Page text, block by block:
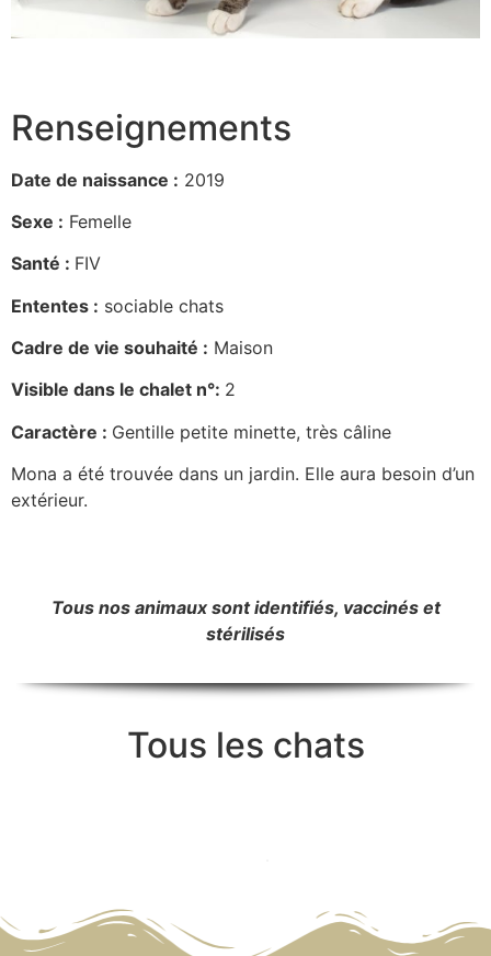
Renseignements
Date de naissance : 2019
Sexe : Femelle
Santé : FIV
Ententes : sociable chats
Cadre de vie souhaité : Maison
Visible dans le chalet n°: 2
Caractère : Gentille petite minette, très câline
Mona a été trouvée dans un jardin. Elle aura besoin d’un
extérieur.
Tous nos animaux sont identifiés, vaccinés et
stérilisés
Tous les chats